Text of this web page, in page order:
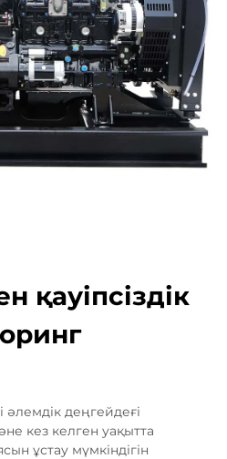
қауіпсіздік
әлемдік деңгейдеғі
кез келген уақытта
ұстау мүмкіндігін